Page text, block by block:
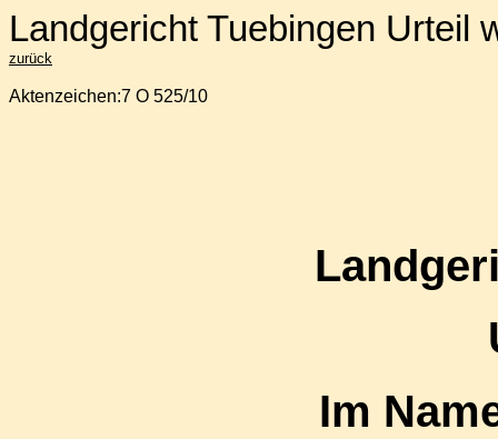
Landgericht Tuebingen Urteil
zurück
Aktenzeichen:7 O 525/10
Im